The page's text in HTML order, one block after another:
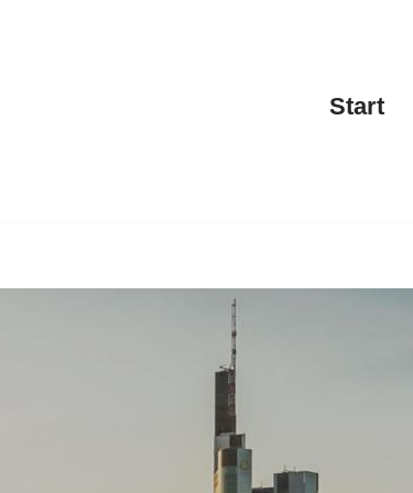
Start
und ✓Fahrzeugfolierung,
als auch ✓Fahrzeugbeschriftung für